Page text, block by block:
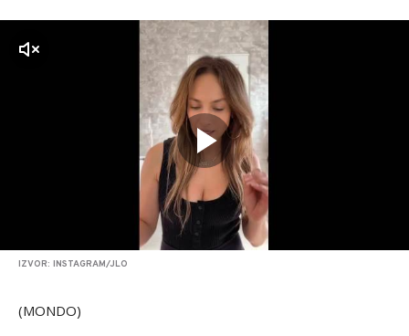
IZVOR: INSTAGRAM/JLO
(MONDO)